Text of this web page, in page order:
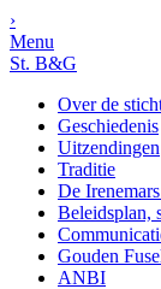
›
Menu
St. B&G
Over de
Geschiedenis
Uitzendingen
Traditie
De
Beleidsplan,
Gouden
ANBI